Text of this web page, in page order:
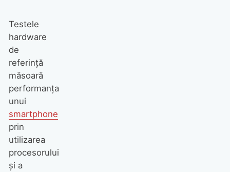
Testele
hardware
de
referință
măsoară
performanța
unui
smartphone
prin
utilizarea
procesorului
și a